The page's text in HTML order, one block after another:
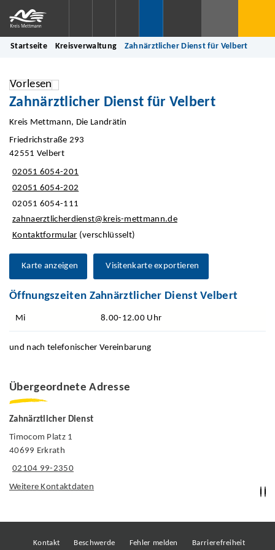
Startseite Kreisverwaltung Zahnärztlicher Dienst für Velbert
Vorlesen
Zahnärztlicher Dienst für Velbert
Kreis Mettmann, Die Landrätin
Friedrichstraße 293
42551 Velbert
02051 6054-201
02051 6054-202
02051 6054-111
zahnaerztlicherdienst@kreis-mettmann.de
Kontaktformular (verschlüsselt)
Karte anzeigen Visitenkarte exportieren
Öffnungszeiten Zahnärztlicher Dienst Velbert
Mi 8.00-12.00 Uhr
und nach telefonischer Vereinbarung
Übergeordnete Adresse
Zahnärztlicher Dienst
Timocom Platz 1
40699 Erkrath
02104 99-2350
Weitere Kontaktdaten
Kontakt Beschwerde Fehler melden Barrierefreiheit